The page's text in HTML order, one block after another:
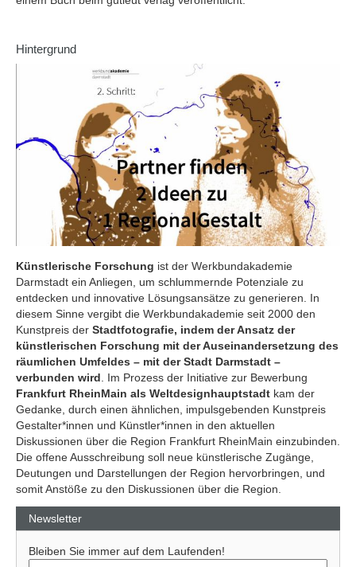
Hintergrund
Künstlerische Forschung ist der Werkbundakademie
Darmstadt ein Anliegen, um schlummernde Potenziale zu
entdecken und innovative Lösungsansätze zu generieren. In
diesem Sinne vergibt die Werkbundakademie seit 2000 den
Kunstpreis der Stadtfotografie, indem der Ansatz der
künstlerischen Forschung mit der Auseinandersetzung des
räumlichen Umfeldes – mit der Stadt Darmstadt –
verbunden wird. Im Prozess der Initiative zur Bewerbung
Frankfurt RheinMain als Weltdesignhauptstadt kam der
Gedanke, durch einen ähnlichen, impulsgebenden Kunstpreis
Gestalter*innen und Künstler*innen in den aktuellen
Diskussionen über die Region Frankfurt RheinMain einzubinden.
Die offene Ausschreibung soll neue künstlerische Zugänge,
Deutungen und Darstellungen der Region hervorbringen, und
somit Anstöße zu den Diskussionen über die Region.
Newsletter
Bleiben Sie immer auf dem Laufenden!